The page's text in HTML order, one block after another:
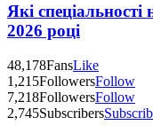
Які
2026 році
48,178FansLike
1,215FollowersFollow
7,218FollowersFollow
2,745Subscribers